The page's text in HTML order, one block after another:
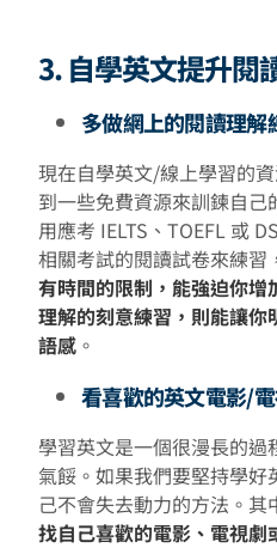
3. 自學英文提升閱
多做網上的閱讀理解
現在自學英文/線上學習的
到一些免費資源來訓鍊自
用應考 IELTS、TOEFL 或
相關考試的閱讀試卷來練習
有時間的限制，能強迫你
理解的刻意練習，則能讓
語感 。
看喜歡的英文電影/
學習英文是一個很漫長的
氣餒。如果我們要堅持學
己不會失去動力的方法。
找自己喜歡的電影、電視劇